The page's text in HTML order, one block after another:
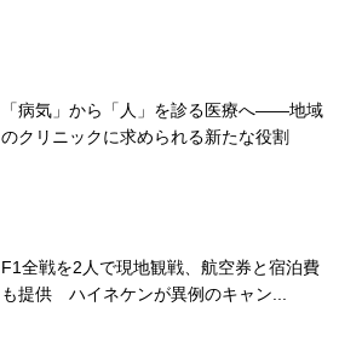
「病気」から「人」を診る医療へ――地域
のクリニックに求められる新たな役割
F1全戦を2人で現地観戦、航空券と宿泊費
も提供 ハイネケンが異例のキャン...